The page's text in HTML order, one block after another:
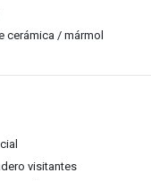
cerámica / mármol
visitantes